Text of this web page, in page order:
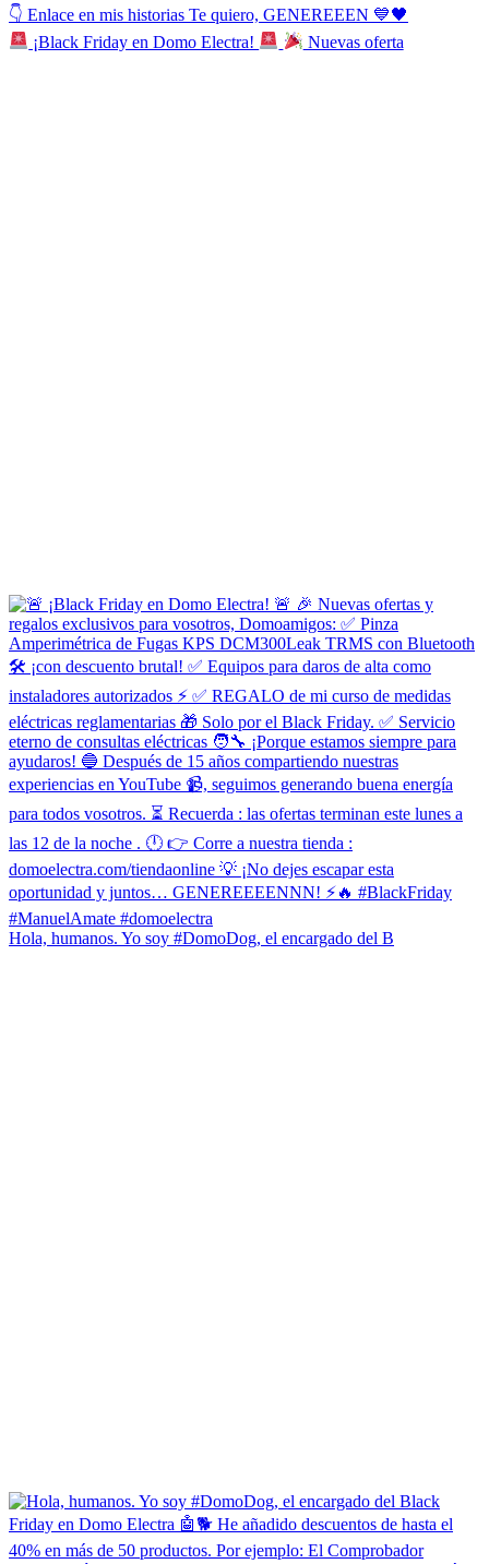
¡Black Friday en Domo Electra! Nuevas oferta
Hola, humanos. Yo soy #DomoDog, el encargado del B